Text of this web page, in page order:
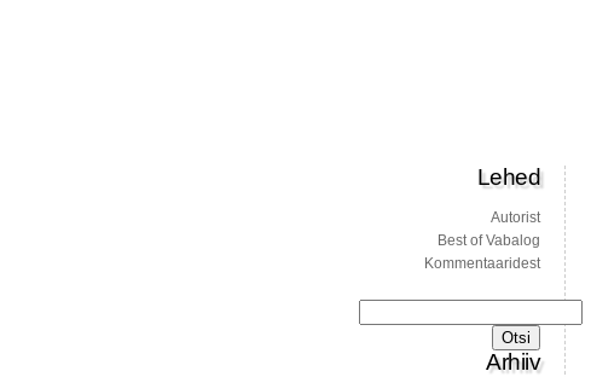
Lehed
Autorist
Best of Vabalog
Kommentaaridest
Arhiiv